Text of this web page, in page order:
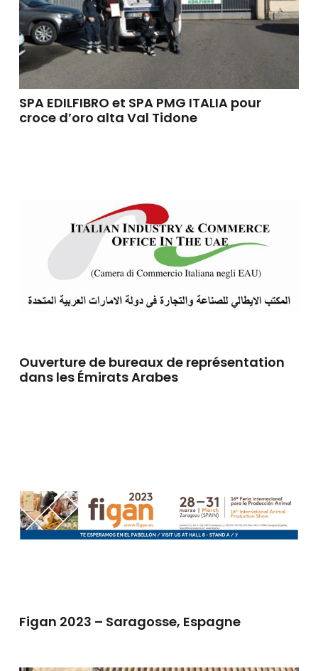
SPA EDILFIBRO et SPA PMG ITALIA pour
croce d’oro alta Val Tidone
Ouverture de bureaux de représentation
dans les Émirats Arabes
Figan 2023 – Saragosse, Espagne